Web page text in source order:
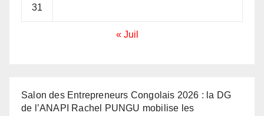
31
« Juil
Salon des Entrepreneurs Congolais 2026 : la DG
de l’ANAPI Rachel PUNGU mobilise les